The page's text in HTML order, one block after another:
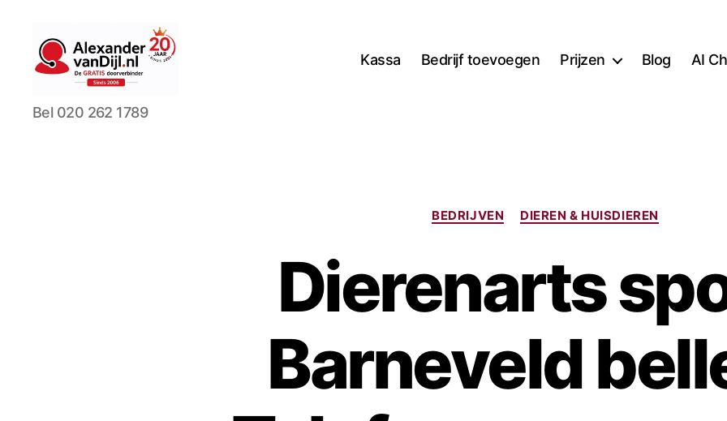
AlexandervanDijl.nl
Bel 020 262 1789
Kassa Bedrijf toevoegen Prijzen Blog
AI
Categorieën
BEDRIJVEN DIEREN & HUISDIEREN
Dierenarts
Barneveld